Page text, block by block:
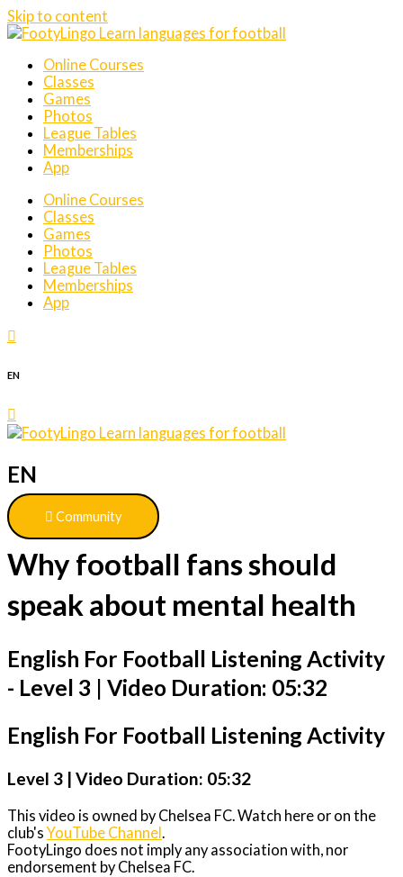
Skip to content
Online Courses
Classes
Games
Photos
League Tables
Memberships
App
Online Courses
Classes
Games
Photos
League Tables
Memberships
App
EN
EN
Community
Why football fans should
speak about mental health
English For Football Listening Activity
- Level 3 | Video Duration: 05:32
English For Football Listening Activity
Level 3 | Video Duration: 05:32
This video is owned by Chelsea FC. Watch here or on the
club's YouTube Channel .
FootyLingo does not imply any association with, nor
endorsement by Chelsea FC.